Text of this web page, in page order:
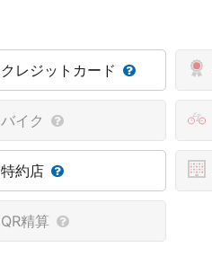
クレジットカード
バイク
特約店
QR精算